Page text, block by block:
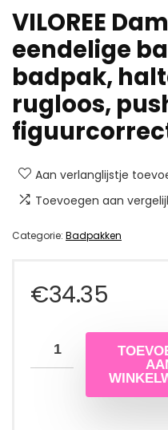
VILOREE
eendelige
badpak,
rugloos,
Aan verlanglijstje
Toevoegen aan
Categorie: Badpakken
€34.35